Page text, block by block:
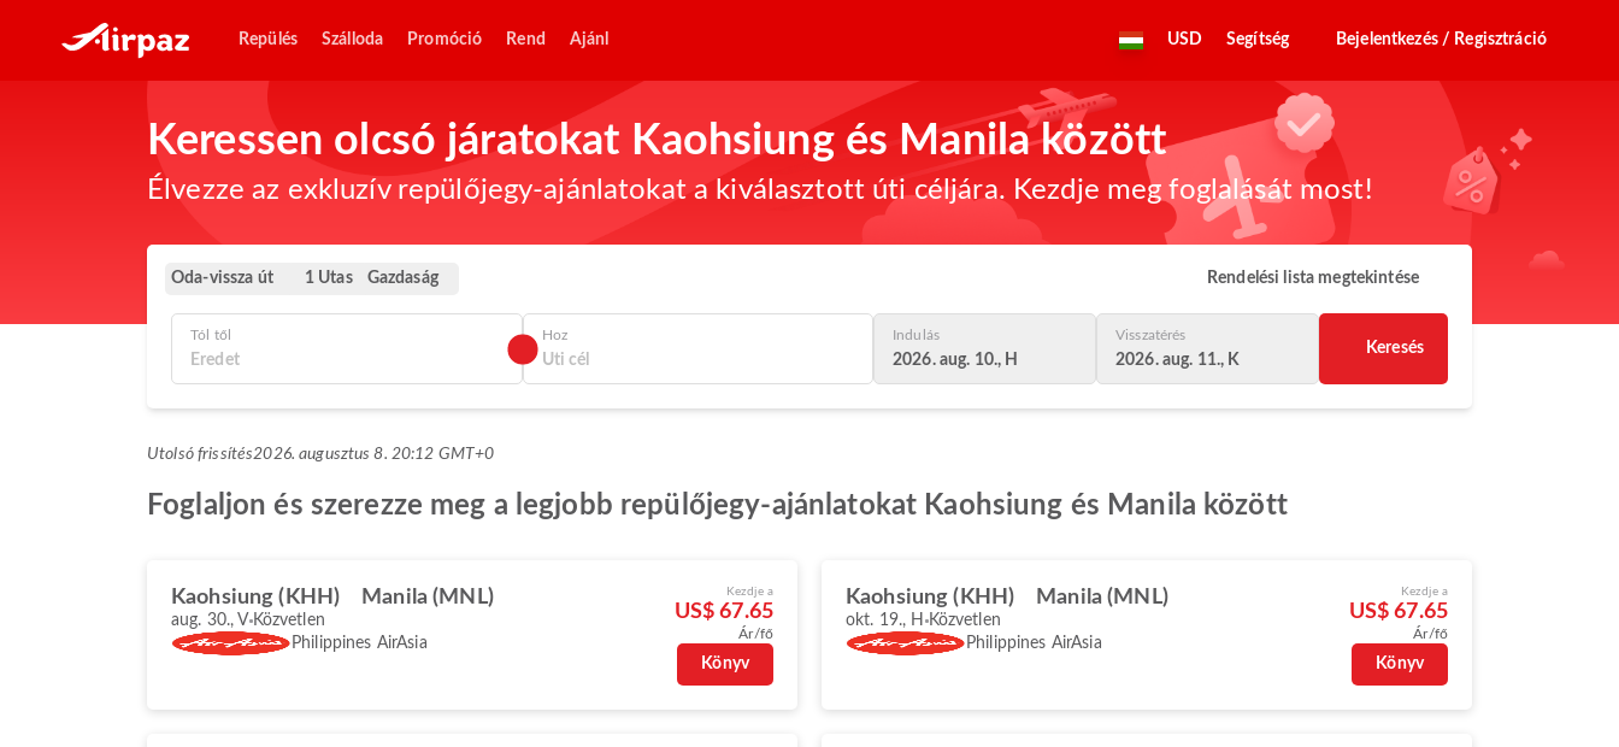
Repülés Szálloda Promóció Rend Ajánl USD Segítség Bejelentkezés / Regisztráció
Keressen olcsó járatokat Kaohsiung és Manila között
Élvezze az exkluzív repülőjegy-ajánlatokat a kiválasztott úti céljára. Kezdje meg foglalását most!
Oda-vissza út 1 Utas Gazdaság Rendelési lista megtekintése
Tól től Hoz Indulás
2026. aug. 10., H
Visszatérés
2026. aug. 11., K
Keresés
Utolsó frissítés2026. augusztus 8. 20:12 GMT+0
Foglaljon és szerezze meg a legjobb repülőjegy-ajánlatokat Kaohsiung és Manila között
Kaohsiung (KHH) Manila (MNL)
aug. 30., V Közvetlen
Philippines AirAsia
Kezdje a
US$ 67.65
Ár/fő
Könyv
Kaohsiung (KHH) Manila (MNL)
okt. 19., H Közvetlen
Philippines AirAsia
Kezdje a
US$ 67.65
Ár/fő
Könyv